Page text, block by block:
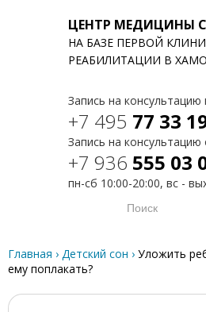
ЦЕНТР МЕДИЦИНЫ
НА БАЗЕ ПЕРВОЙ
РЕАБИЛИТАЦИИ В
Запись на консультацию
+7 495 77 33
Запись на консультацию
+7 936 555 03
пн-сб 10:00-20:00, вс -
Главная › Детский сон › Уложить
ему поплакать?